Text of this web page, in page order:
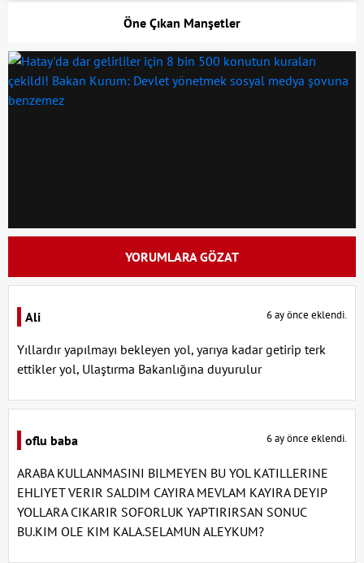
Öne Çıkan Manşetler
YORUMLARA GÖZAT
Ali 6 ay önce eklendi.
Yıllardır yapılmayı bekleyen yol, yarıya kadar getirip terk
ettikler yol, Ulaştırma Bakanlığına duyurulur
oflu baba 6 ay önce eklendi.
ARABA KULLANMASINI BILMEYEN BU YOL KATILLERINE
EHLIYET VERIR SALDIM CAYIRA MEVLAM KAYIRA DEYIP
YOLLARA CIKARIR SOFORLUK YAPTIRIRSAN SONUC
BU.KIM OLE KIM KALA.SELAMUN ALEYKUM?